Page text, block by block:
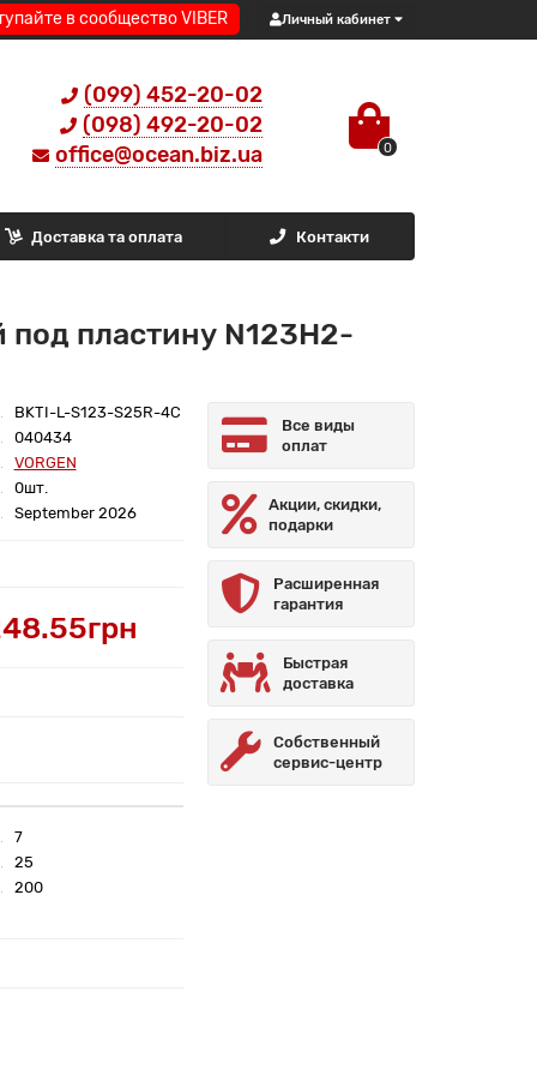
в сообщество VIBER Личный кабинет
(099) 452-20-02
(098) 492-20-02
office@ocean.biz.ua
0
Доставка та оплата Контакти
пластину N123H2-
BKTI-L-S123-S25R-4C
040434
VORGEN
0шт.
September 2026
7
25
200
Все виды
оплат
Акции, скидки,
подарки
Расширенная
гарантия
Быстрая
доставка
Собственный
сервис-центр